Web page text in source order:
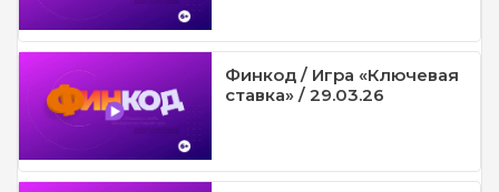
Финкод / Игра «Ключевая
ставка» / 29.03.26